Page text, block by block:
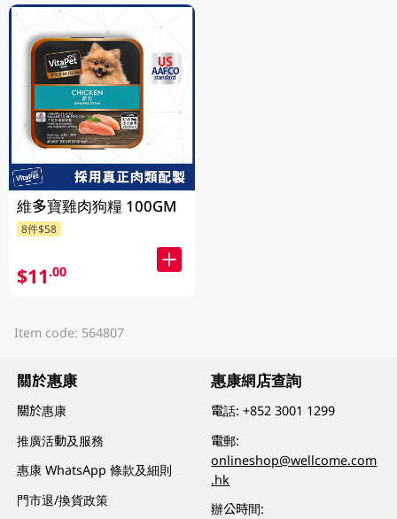
維多寶雞肉狗糧 100GM
8件$58
$11.00
Item code: 564807
關於惠康
關於惠康
推廣活動及服務
惠康 WhatsApp 條款及細則
門市退/換貨政策
惠康網店查詢
電話:+852 3001 1299
電郵:
onlineshop@wellcome.com
.hk
辦公時間: